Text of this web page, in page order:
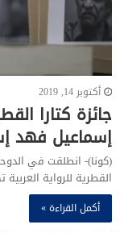
أكتوبر 14, 2019
جائزة كتارا
إسماعيل فهد
(كونا)- انطلقت في
القطرية للرواية
أكمل القراءة »